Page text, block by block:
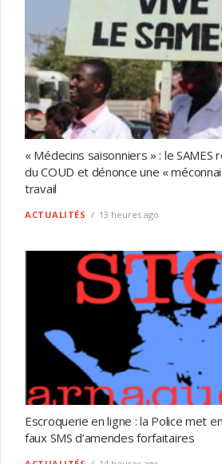
« Médecins saisonniers » : le
du COUD et dénonce une «
travail
ACTUALITÉS 13 heures ago
Escroquerie en ligne : la Police met
faux SMS d’amendes forfaitaires